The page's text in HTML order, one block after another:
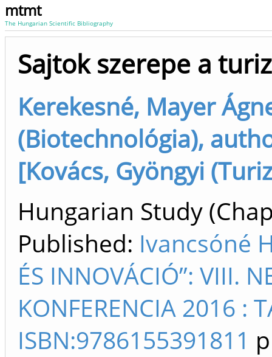
mtmt
The Hungarian Scientific Bibliography
Sajtok szerepe a
Kerekesné, Mayer
(Biotechnológia),
[Kovács, Gyöngyi
Hungarian Study
Published: Ivancsóné
ÉS INNOVÁCIÓ”: VIII.
KONFERENCIA 2016 :
ISBN:9786155391811